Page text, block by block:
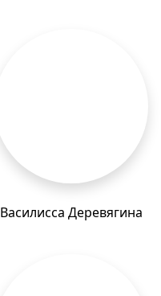
Василисса Деревягина